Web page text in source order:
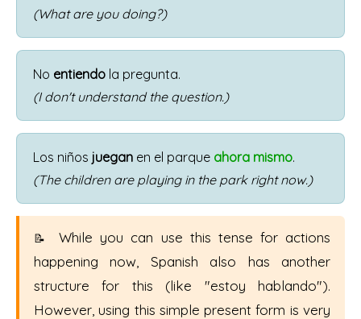
(What are you doing?)
No entiendo la pregunta.
(I don't understand the question.)
Los niños juegan en el parque ahora mismo.
(The children are playing in the park right now.)
While you can use this tense for actions
happening now, Spanish also has another
structure for this (like "estoy hablando").
However, using this simple present form is very